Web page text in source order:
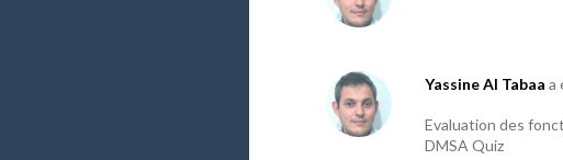
Yassine Al Tabaa a
Evaluation des
DMSA Quiz